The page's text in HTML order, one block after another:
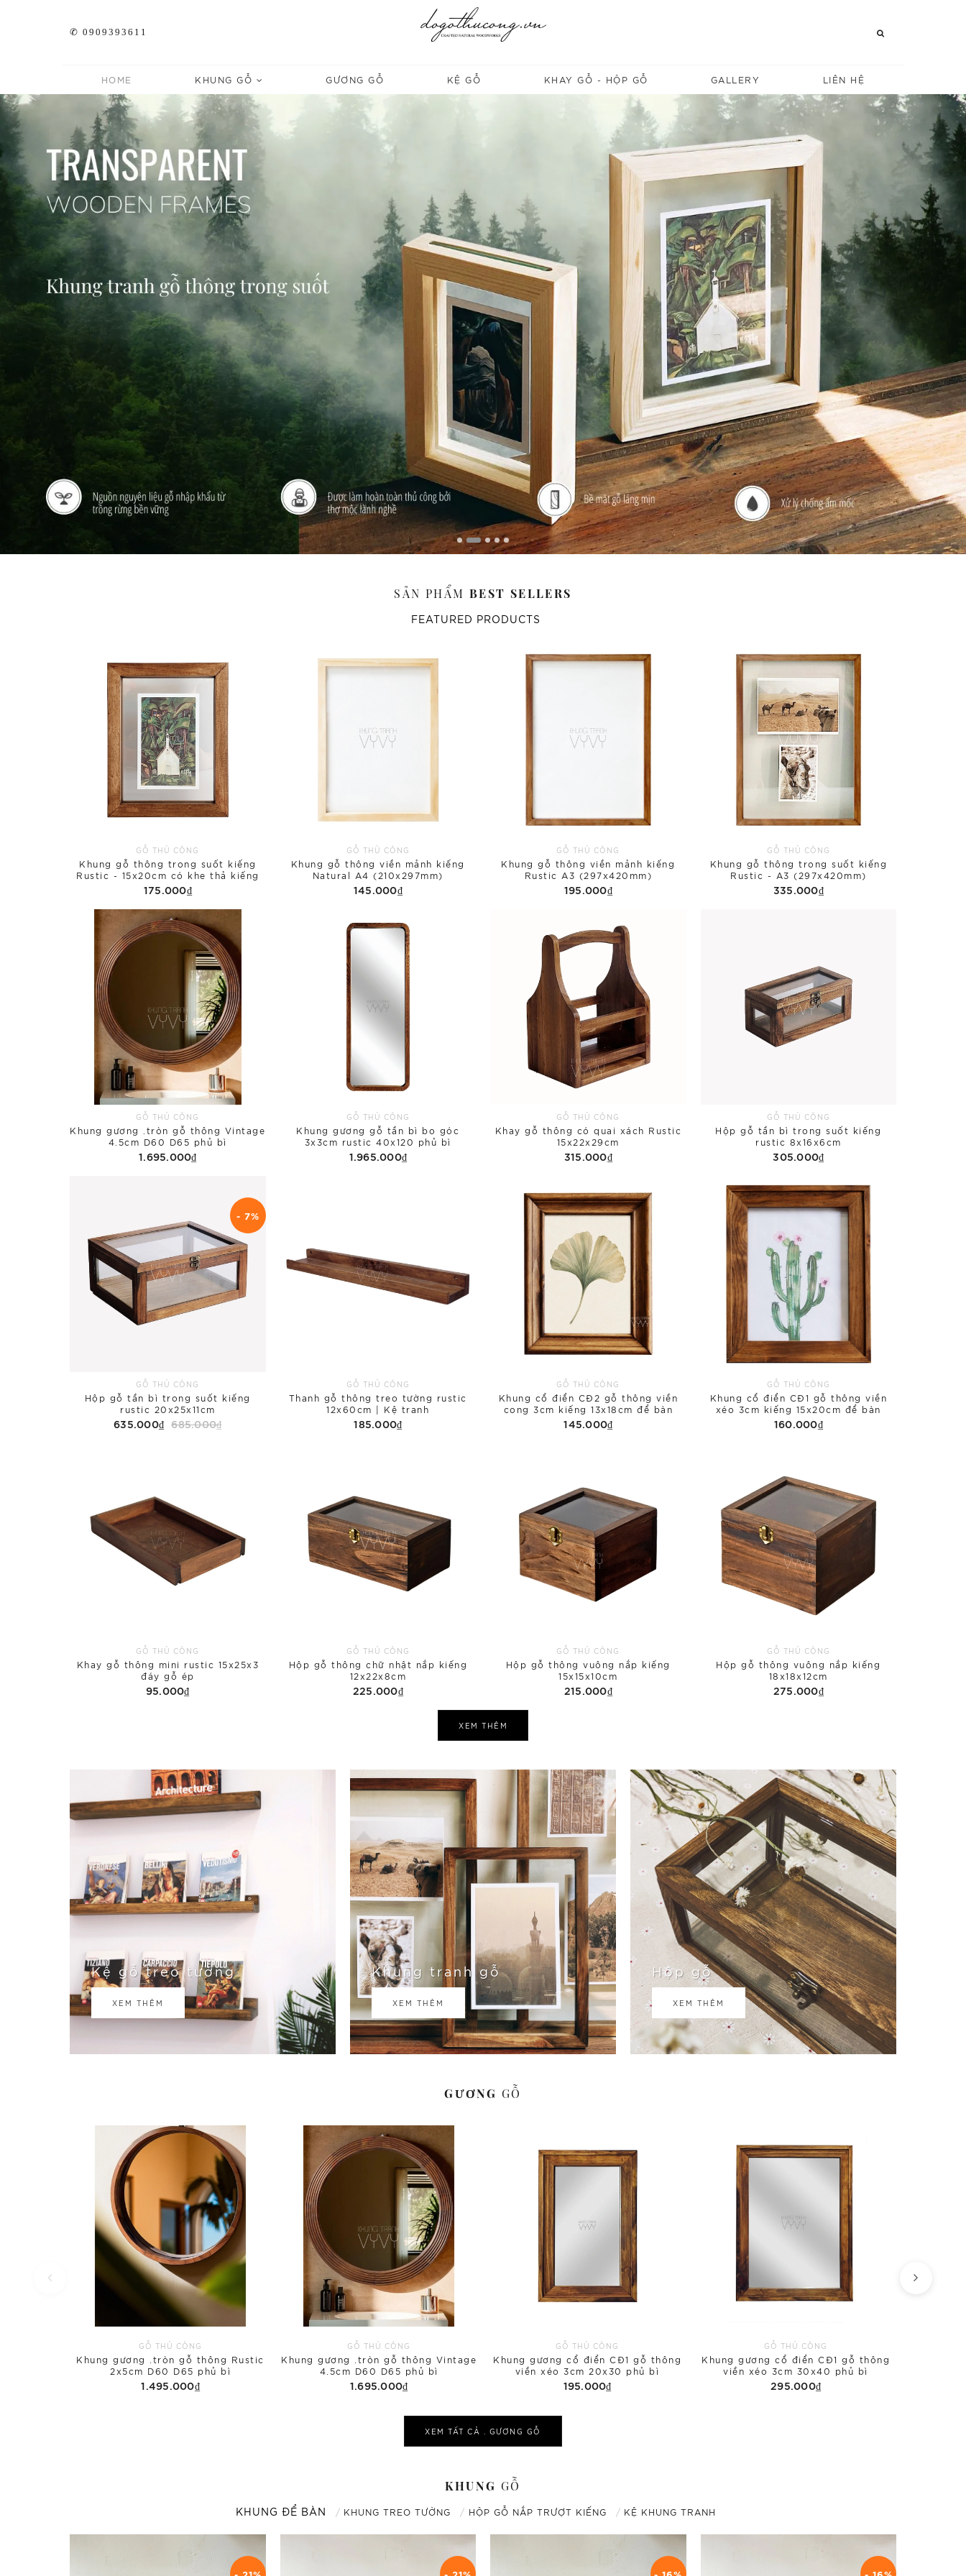
✆ 0909393611
HOME KHUNG GỖ GƯƠNG GỖ KỆ GỖ KHAY GỖ - HỘP GỖ GALLERY LIÊN HỆ
SẢN PHẨM BEST SELLERS
FEATURED PRODUCTS
GỖ THỦ CÔNG
Khung gỗ thông trong suốt kiếng
Rustic - 15x20cm có khe thả kiếng
175.000₫
GỖ THỦ CÔNG
Khung gỗ thông viền mảnh kiếng
Natural A4 (210x297mm)
145.000₫
GỖ THỦ CÔNG
Khung gỗ thông viền mảnh kiếng
Rustic A3 (297x420mm)
195.000₫
GỖ THỦ CÔNG
Khung gỗ thông trong suốt kiếng
Rustic - A3 (297x420mm)
335.000₫
GỖ THỦ CÔNG
Khung gương .tròn gỗ thông Vintage
4.5cm D60 D65 phủ bì
1.695.000₫
GỖ THỦ CÔNG
Khung gương gỗ tần bì bo góc
3x3cm rustic 40x120 phủ bì
1.965.000₫
GỖ THỦ CÔNG
Khay gỗ thông có quai xách Rustic
15x22x29cm
315.000₫
GỖ THỦ CÔNG
Hộp gỗ tần bì trong suốt kiếng
rustic 8x16x6cm
305.000₫
- 7%
GỖ THỦ CÔNG
Hộp gỗ tần bì trong suốt kiếng
rustic 20x25x11cm
635.000₫ 685.000₫
GỖ THỦ CÔNG
Thanh gỗ thông treo tường rustic
12x60cm | Kệ tranh
185.000₫
GỖ THỦ CÔNG
Khung cổ điển CĐ2 gỗ thông viền
cong 3cm kiếng 13x18cm để bàn
145.000₫
GỖ THỦ CÔNG
Khung cổ điển CĐ1 gỗ thông viền
xéo 3cm kiếng 15x20cm để bàn
160.000₫
GỖ THỦ CÔNG
Khay gỗ thông mini rustic 15x25x3
đáy gỗ ép
95.000₫
GỖ THỦ CÔNG
Hộp gỗ thông chữ nhật nắp kiếng
12x22x8cm
225.000₫
GỖ THỦ CÔNG
Hộp gỗ thông vuông nắp kiếng
15x15x10cm
215.000₫
GỖ THỦ CÔNG
Hộp gỗ thông vuông nắp kiếng
18x18x12cm
275.000₫
XEM THÊM
Kệ gỗ treo tường
XEM THÊM
Khung tranh gỗ
XEM THÊM
Hộp gỗ
XEM THÊM
GƯƠNG GỖ
GỖ THỦ CÔNG
Khung gương .tròn gỗ thông Rustic
2x5cm D60 D65 phủ bì
1.495.000₫
GỖ THỦ CÔNG
Khung gương .tròn gỗ thông Vintage
4.5cm D60 D65 phủ bì
1.695.000₫
GỖ THỦ CÔNG
Khung gương cổ điển CĐ1 gỗ thông
viền xéo 3cm 20x30 phủ bì
195.000₫
GỖ THỦ CÔNG
Khung gương cổ điển CĐ1 gỗ thông
viền xéo 3cm 30x40 phủ bì
295.000₫
XEM TẤT CẢ . GƯƠNG GỖ
KHUNG GỖ
KHUNG ĐỂ BÀN KHUNG TREO TƯỜNG HỘP GỖ NẮP TRƯỢT KIẾNG KỆ KHUNG TRANH